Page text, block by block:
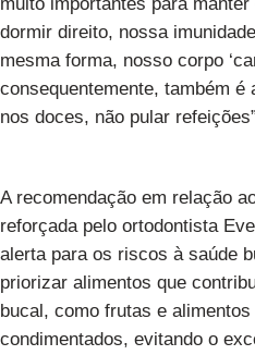
dormir direito, nossa
mesma forma, nosso corpo
consequentemente, também é
nos doces, não pular
A recomendação em relação
reforçada pelo ortodontista
alerta para os riscos à saúde
priorizar alimentos que
bucal, como frutas e alimentos
condimentados, evitando o